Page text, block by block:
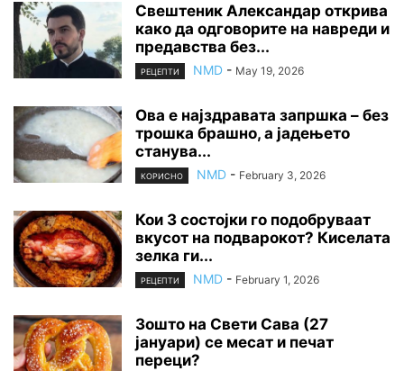
Свештеник Александар открива
како да одговорите на навреди и
предавства без...
РЕЦЕПТИ NMD - May 19, 2026
Ова е најздравата запршка – без
трошка брашно, а јадењето
станува...
КОРИСНО NMD - February 3, 2026
Кои 3 состојки го подобруваат
вкусот на подварокот? Киселата
зелка ги...
РЕЦЕПТИ NMD - February 1, 2026
Зошто на Свети Сава (27
јануари) се месат и печат
переци?